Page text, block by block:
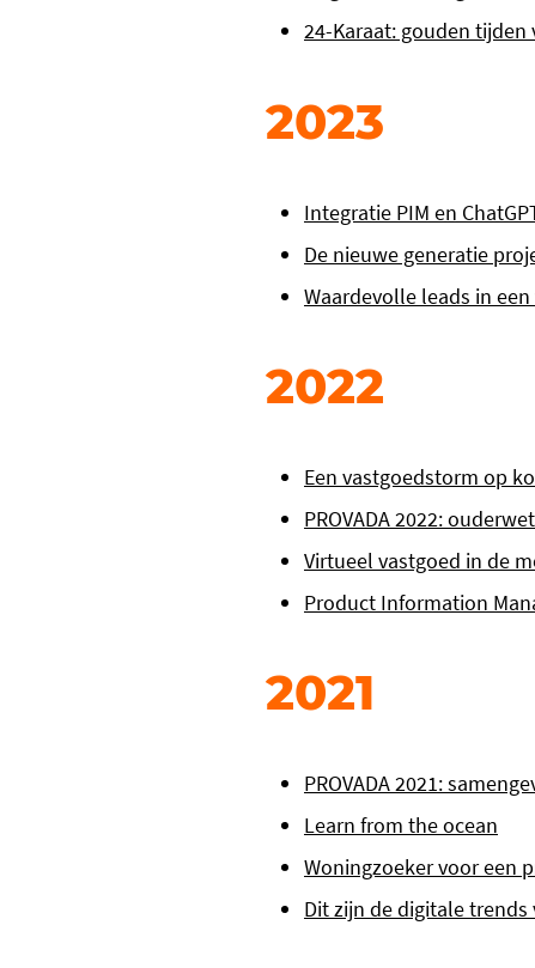
24-Karaat: gouden tijden
2023
Integratie PIM en
De nieuwe generatie
Waardevolle leads in
2022
Een vastgoedstorm op
PROVADA 2022:
Virtueel vastgoed in de
Product Information
2021
PROVADA 2021:
Learn from the ocean
Woningzoeker voor een
Dit zijn de digitale trends